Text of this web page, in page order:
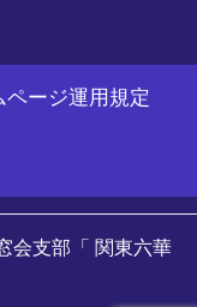
ページ運用規定
会支部「 関東六華